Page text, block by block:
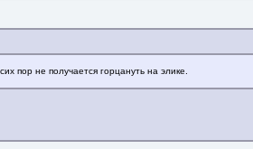
пор не получается горцануть на элике.